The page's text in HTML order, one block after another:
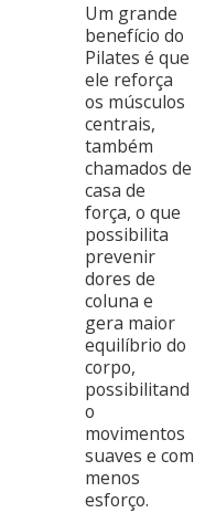
Um grande
benefício do
Pilates é que
ele reforça
os músculos
centrais,
também
chamados de
casa de
força, o que
possibilita
prevenir
dores de
coluna e
gera maior
equilíbrio do
corpo,
possibilitand
o
movimentos
suaves e com
menos
esforço.